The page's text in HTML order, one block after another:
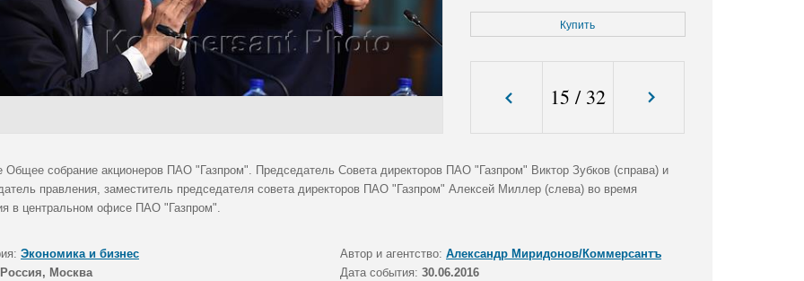
Купить
15 / 32
Общее собрание акционеров ПАО "Газпром". Председатель Совета директоров ПАО "Газпром" Виктор Зубков (справа) и
правления, заместитель председателя совета директоров ПАО "Газпром" Алексей Миллер (слева) во время
в центральном офисе ПАО "Газпром".
Экономика и бизнес Автор и агентство: Александр Миридонов/Коммерсантъ
Россия, Москва Дата события: 30.06.2016